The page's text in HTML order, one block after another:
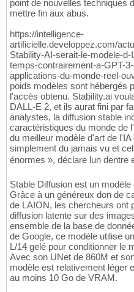
point de nouvelles techniques
mettre fin aux abus.
https://intelligence-
artificielle.developpez.com/
Stability-AI-serait-le-modele-
temps-contrairement-a-GPT-
applications-du-monde-reel-
poids modèles sont hébergés
l'accès obtenu. Stability.ai
DALL-E 2, et ils aurat fini par
analystes, la diffusion stable
caractéristiques du monde de
du meilleur modèle d'art de
simplement du jamais vu et
énormes », déclare lun dentre
Stable Diffusion est un
Grâce à un généreux don de
de LAION, les chercheurs ont
diffusion latente sur des
ensemble de la base de
de Google, ce modèle utilise
L/14 gelé pour conditionner le
Avec son UNet de 860M et
modèle est relativement léger
au moins 10 Go de VRAM.